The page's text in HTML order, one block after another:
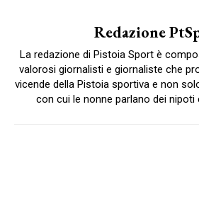
Redazione
La redazione di Pistoia Sport è
valorosi giornalisti e giornaliste che
vicende della Pistoia sportiva e non
con cui le nonne parlano dei nipoti